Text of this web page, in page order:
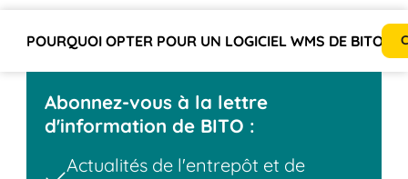
POURQUOI OPTER POUR UN LOGICIEL WMS DE BITO ?
Abonnez-vous à la lettre
d'information de BITO :
Actualités de l'entrepôt et de